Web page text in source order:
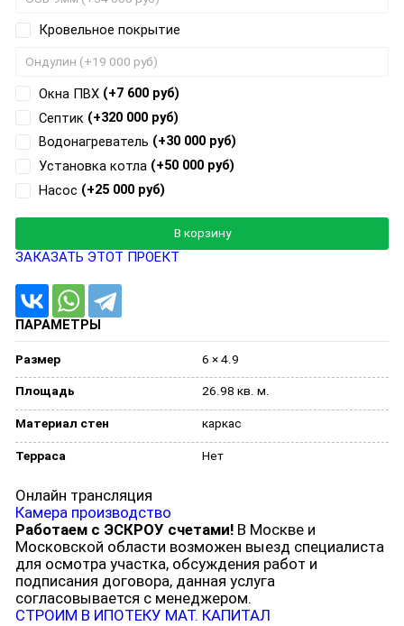
Кровельное покрытие
Окна ПВХ (+7 600 руб)
Септик (+320 000 руб)
Водонагреватель (+30 000 руб)
Установка котла (+50 000 руб)
Насос (+25 000 руб)
Добавляется...
В корзину
ЗАКАЗАТЬ ЭТОТ ПРОЕКТ
ПАРАМЕТРЫ
Размер 6 × 4.9
Площадь 26.98 кв. м.
Материал стен каркас
Терраса Нет
Онлайн трансляция
Камера производство
Работаем с ЭСКРОУ счетами!В Москве и
Московской области возможен выезд специалиста
для осмотра участка, обсуждения работ и
подписания договора, данная услуга
согласовывается с менеджером.
СТРОИМ В ИПОТЕКУ МАТ. КАПИТАЛ